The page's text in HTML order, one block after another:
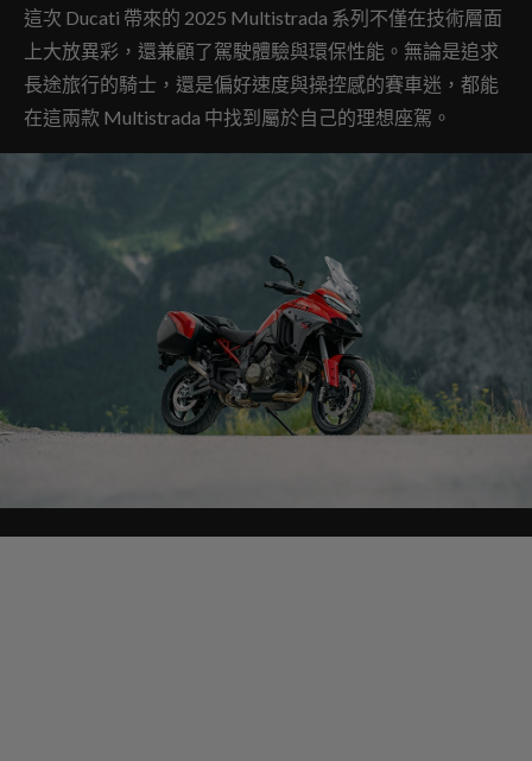
這次 Ducati 帶來的 2025 Multistrada 系列不僅在技術層面
上大放異彩，還兼顧了駕駛體驗與環保性能。無論是追求
長途旅行的騎士，還是偏好速度與操控感的賽車迷，都能
在這兩款 Multistrada 中找到屬於自己的理想座駕。